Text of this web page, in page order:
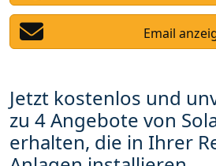
Email
Jetzt kostenlos und
zu 4 Angebote von
erhalten, die in Ihrer